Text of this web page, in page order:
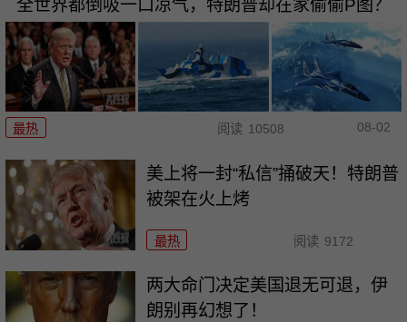
全世界都倒吸一口凉气，特朗普却在家偷偷P图？
最热 阅读 10508 08-02
美上将一封“私信”捅破天！特朗普
被架在火上烤
最热 阅读 9172
两大命门决定美国退无可退，伊
朗别再幻想了！